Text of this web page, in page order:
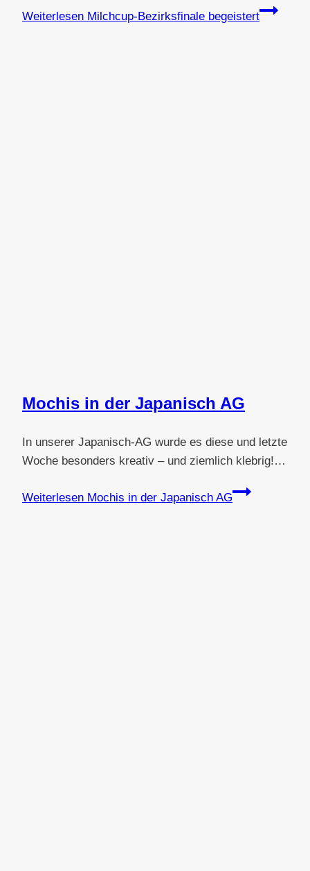
Weiterlesen Milchcup-Bezirksfinale begeistert
Mochis in der Japanisch AG
In unserer Japanisch-AG wurde es diese und letzte
Woche besonders kreativ – und ziemlich klebrig!…
Weiterlesen Mochis in der Japanisch AG